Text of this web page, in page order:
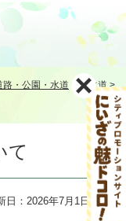
路・公園・水道 >下水道>
て
日：2026年7月1日更新